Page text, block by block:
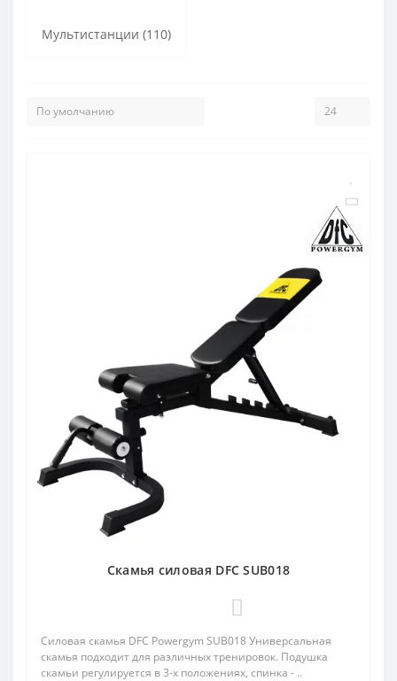
Мультистанции (110)
Скамья силовая DFC SUB018
Силовая скамья DFC Powergym SUB018 Универсальная
скамья подходит для различных тренировок. Подушка
скамьи регулируется в 3-х положениях, спинка - ..